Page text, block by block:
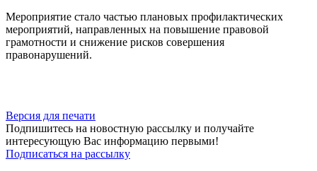
Мероприятие стало частью плановых профилактических
мероприятий, направленных на повышение правовой
грамотности и снижение рисков совершения
правонарушений.
Версия для печати
Подпишитесь на новостную рассылку и получайте
интересующую Вас информацию первыми!
Подписаться на рассылку